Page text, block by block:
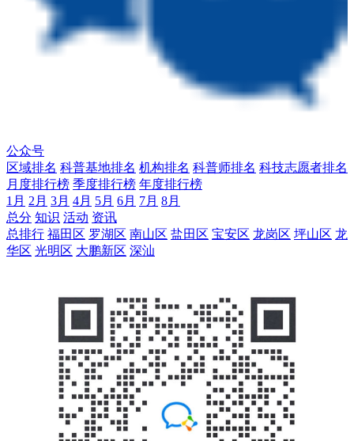
公众号
区域排名 科普基地排名 机构排名 科普师排名 科技志愿者排名
月度排行榜 季度排行榜 年度排行榜
1月 2月 3月 4月 5月 6月 7月 8月
总分 知识 活动 资讯
总排行 福田区 罗湖区 南山区 盐田区 宝安区 龙岗区 坪山区 龙
华区 光明区 大鹏新区 深汕